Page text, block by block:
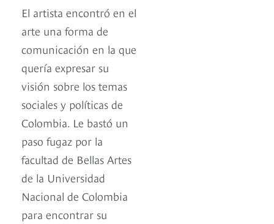
El artista encontró en el
arte una forma de
comunicación en la que
quería expresar su
visión sobre los temas
sociales y políticas de
Colombia. Le bastó un
paso fugaz por la
facultad de Bellas Artes
de la Universidad
Nacional de Colombia
para encontrar su